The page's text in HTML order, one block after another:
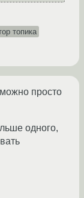
топика
просто
одного,